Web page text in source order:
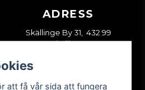
ADRESS
Skällinge By 31, 432 99
Skällinge
att få vår sida att fungera